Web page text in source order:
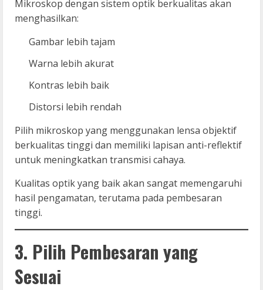
Mikroskop dengan sistem optik berkualitas akan
menghasilkan:
Gambar lebih tajam
Warna lebih akurat
Kontras lebih baik
Distorsi lebih rendah
Pilih mikroskop yang menggunakan lensa objektif
berkualitas tinggi dan memiliki lapisan anti-reflektif
untuk meningkatkan transmisi cahaya.
Kualitas optik yang baik akan sangat memengaruhi
hasil pengamatan, terutama pada pembesaran
tinggi.
3. Pilih Pembesaran yang
Sesuai